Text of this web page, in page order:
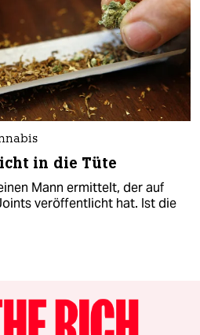
in die Tüte
Mann ermittelt, der auf
veröffentlicht hat. Ist die